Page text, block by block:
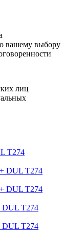
вашему выбору
лиц
T274
DUL T274
DUL T274
T274
T274